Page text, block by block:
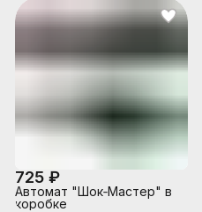
725 ₽
Автомат "Шок‑Мастер" в
коробке